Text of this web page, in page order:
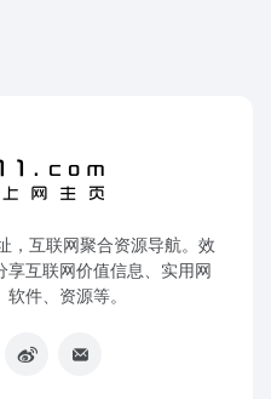
，互联网聚合资源导航。效
互联网价值信息、实用网
件、资源等。